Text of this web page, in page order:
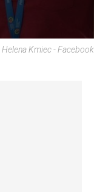
Helena Kmiec - Facebook